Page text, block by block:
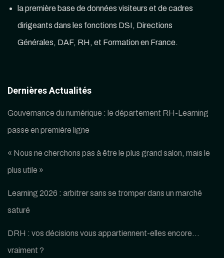
la première base de données visiteurs et de cadres
dirigeants dans les fonctions DSI, Directions
Générales, DAF, RH, et Formation en France.
Dernières Actualités
Gouvernance du numérique : le département RH-Learning
passe en première ligne
« Nous ne cherchons pas à être le plus grand salon, mais le
plus utile »
Learning 2026 : arbitrer sans se tromper dans un marché
saturé
DRH : vos décisions vous appartiennent-elles encore…
vraiment ?